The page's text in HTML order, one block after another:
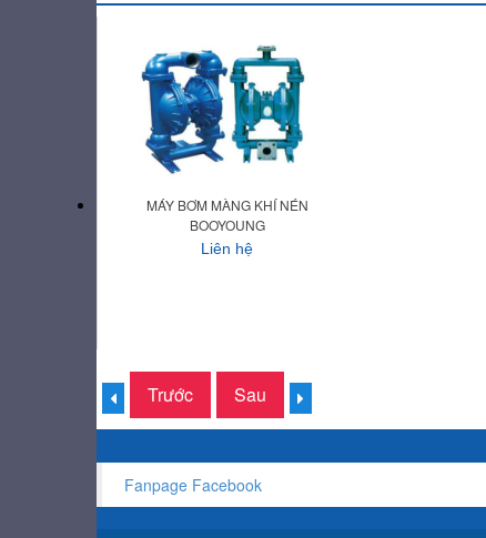
MÁY BƠM MÀNG KHÍ NÉN
BOOYOUNG
Liên hệ
Trước Sau
Fanpage Facebook